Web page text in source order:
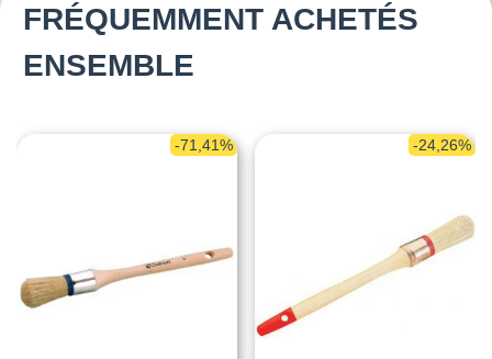
FRÉQUEMMENT ACHETÉS
ENSEMBLE
-71,41% -24,26%